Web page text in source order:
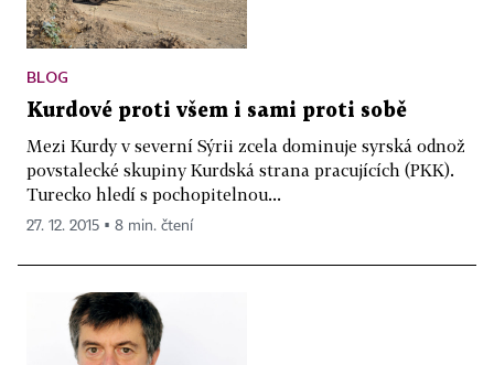
BLOG
Kurdové proti všem i sami proti sobě
Mezi Kurdy v severní Sýrii zcela dominuje syrská odnož
povstalecké skupiny Kurdská strana pracujících (PKK).
Turecko hledí s pochopitelnou...
27. 12. 2015 ▪ 8 min. čtení